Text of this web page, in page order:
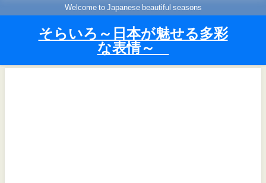
Welcome to Japanese beautiful seasons
そらいろ～日本が魅せる多彩
な表情～